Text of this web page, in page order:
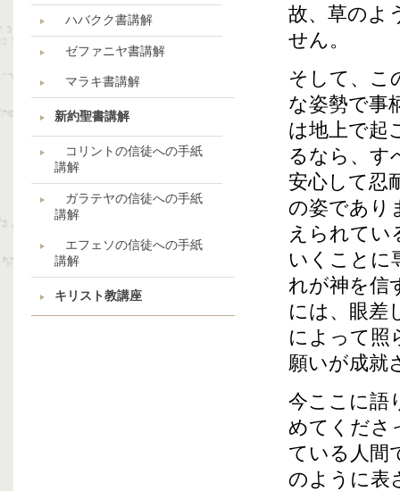
ハバクク書講解
ゼファニヤ書講解
マラキ書講解
新約聖書講解
コリントの信徒への手紙
講解
ガラテヤの信徒への手紙
講解
エフェソの信徒への手紙
講解
キリスト教講座
故、草のよ
せん。
そして、こ
な姿勢で事
は地上で起
るなら、す
安心して忍
の姿であり
えられてい
いくことに
れが神を信
には、眼差
によって照
願いが成就
今ここに語
めてくださ
ている人間
のように表